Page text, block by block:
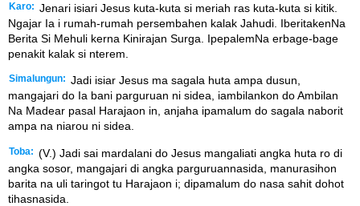
Karo: Jenari isiari Jesus kuta-kuta si meriah ras kuta-kuta si kitik.
Ngajar Ia i rumah-rumah persembahen kalak Jahudi. IberitakenNa
Berita Si Mehuli kerna Kinirajan Surga. IpepalemNa erbage-bage
penakit kalak si nterem.
Simalungun: Jadi isiar Jesus ma sagala huta ampa dusun,
mangajari do Ia bani parguruan ni sidea, iambilankon do Ambilan
Na Madear pasal Harajaon in, anjaha ipamalum do sagala naborit
ampa na niarou ni sidea.
Toba: (V.) Jadi sai mardalani do Jesus mangaliati angka huta ro di
angka sosor, mangajari di angka parguruannasida, manurasihon
barita na uli taringot tu Harajaon i; dipamalum do nasa sahit dohot
tihasnasida.